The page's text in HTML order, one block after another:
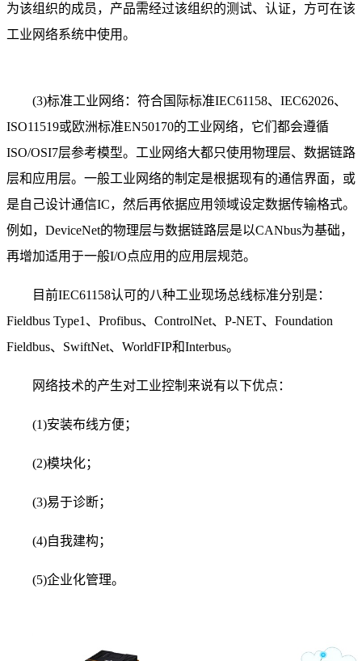
为该组织的成员，产品需经过该组织的测试、认证，方可在该
工业网络系统中使用。
(3)标准工业网络：符合国际标准IEC61158、IEC62026、
ISO11519或欧洲标准EN50170的工业网络，它们都会遵循
ISO/OSI7层参考模型。工业网络大都只使用物理层、数据链路
层和应用层。一般工业网络的制定是根据现有的通信界面，或
是自己设计通信IC，然后再依据应用领域设定数据传输格式。
例如，DeviceNet的物理层与数据链路层是以CANbus为基础，
再增加适用于一般I/O点应用的应用层规范。
目前IEC61158认可的八种工业现场总线标准分别是：
Fieldbus Type1、Profibus、ControlNet、P-NET、Foundation
Fieldbus、SwiftNet、WorldFIP和Interbus。
网络技术的产生对工业控制来说有以下优点：
(1)安装布线方便；
(2)模块化；
(3)易于诊断；
(4)自我建构；
(5)企业化管理。